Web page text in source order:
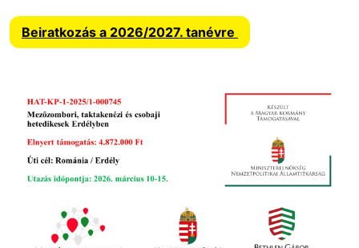
Beiratkozás a 2026/2027. tanévre